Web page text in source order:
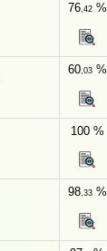
76,42%
60,03%
100 %
98,33%